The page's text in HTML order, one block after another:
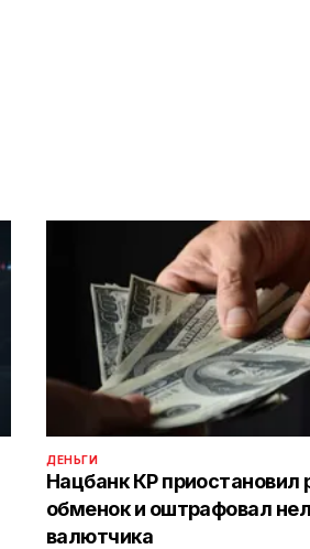
ДЕНЬГИ
Нацбанк КР приостановил
обменок и оштрафовал
валютчика